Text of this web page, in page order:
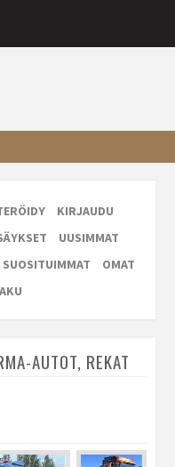
KIRJAUDU
UUSIMMAT
SUOSITUIMMAT
OMAT
AUTOT, REKAT